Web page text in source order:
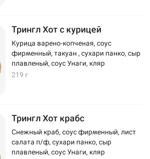
Трингл Хот с курицей
Курица варено-копченая, соус
фирменный, такуан , сухари панко, сыр
плавленый, соус Унаги, кляр
219 г
Трингл Хот крабс
Снежный краб, соус фирменный, лист
салата п/ф, сухари панко, сыр
плавленый, соус Унаги, кляр